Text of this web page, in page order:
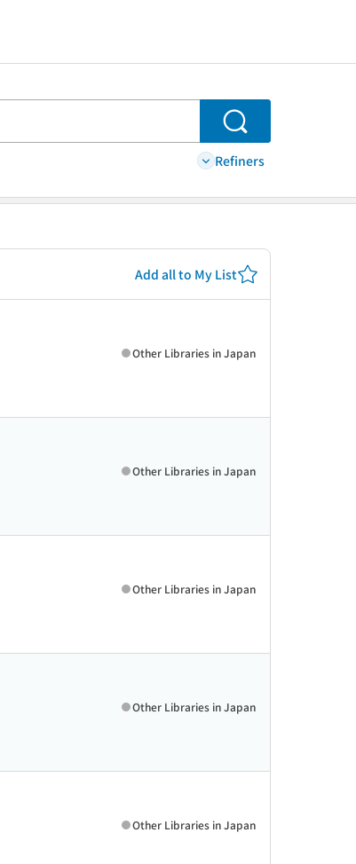
Search
Refiners
Add all to My List
Other Libraries in Japan
Other Libraries in Japan
Other Libraries in Japan
Other Libraries in Japan
Other Libraries in Japan